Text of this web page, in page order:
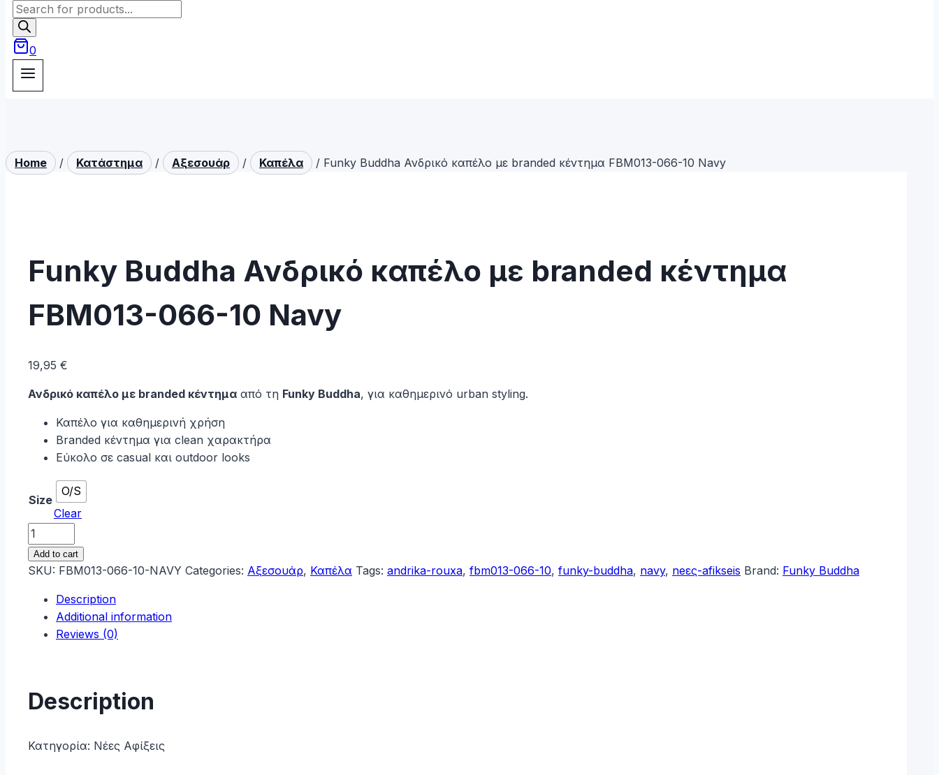
Products
search
0
Home / Κατάστημα / Αξεσουάρ / Καπέλα / Funky Buddha Ανδρικό καπέλο με branded κέντημα FBM013-066-10 Navy
Funky Buddha Ανδρικό καπέλο με branded κέντημα
FBM013-066-10 Navy
19,95 €
Ανδρικό καπέλο με branded κέντημα από τη Funky Buddha, για καθημερινό urban styling.
Καπέλο για καθημερινή χρήση
Branded κέντημα για clean χαρακτήρα
Εύκολο σε casual και outdoor looks
Size
O/S
Clear
Funky
Buddha
Ανδρικό
branded
κέντημα
Navy
Add to cart
SKU: FBM013-066-10-NAVY Categories: Αξεσουάρ, Καπέλα Tags: andrika-rouxa, fbm013-066-10, funky-buddha, navy, neες-afikseis Brand: Funky Buddha
Description
Additional information
Reviews (0)
Description
Κατηγορία: Νέες Αφίξεις